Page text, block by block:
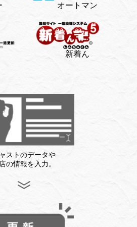
オートマン
新着ん
ストのデータや
の情報を入力。